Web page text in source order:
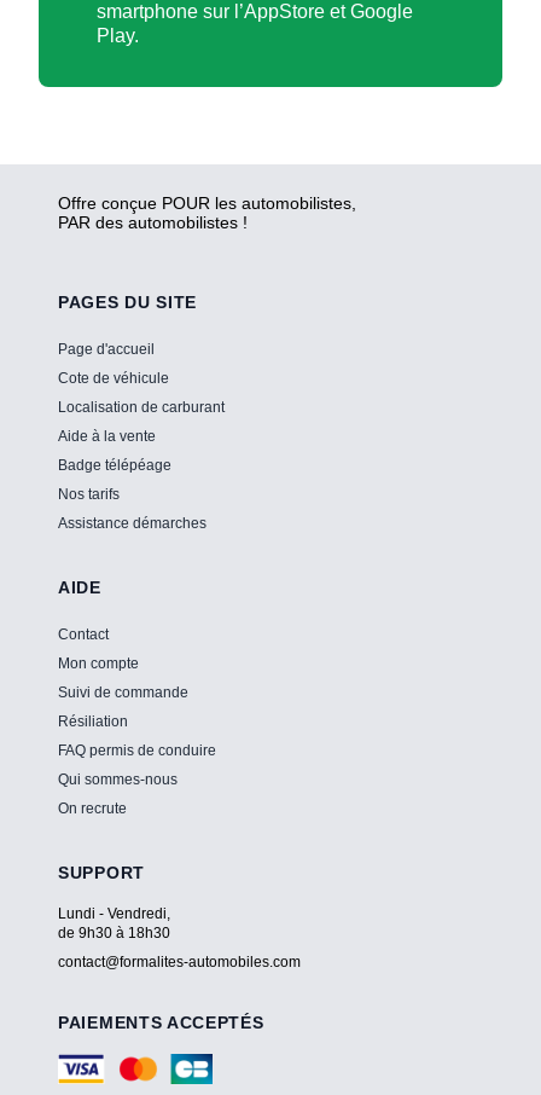
smartphone sur l’AppStore et Google
Play.
Offre conçue POUR les automobilistes,
PAR des automobilistes !
PAGES DU SITE
Page d'accueil
Cote de véhicule
Localisation de carburant
Aide à la vente
Badge télépéage
Nos tarifs
Assistance démarches
AIDE
Contact
Mon compte
Suivi de commande
Résiliation
FAQ permis de conduire
Qui sommes-nous
On recrute
SUPPORT
Lundi - Vendredi,
de 9h30 à 18h30
contact@formalites-automobiles.com
PAIEMENTS ACCEPTÉS